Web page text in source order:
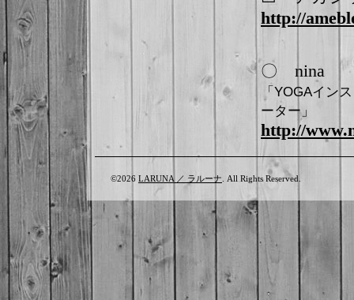
http://
〇
「YOGAイン
ーター」
http://
©2026 LARUNA ／ ラルーナ . All Rights Reserved.